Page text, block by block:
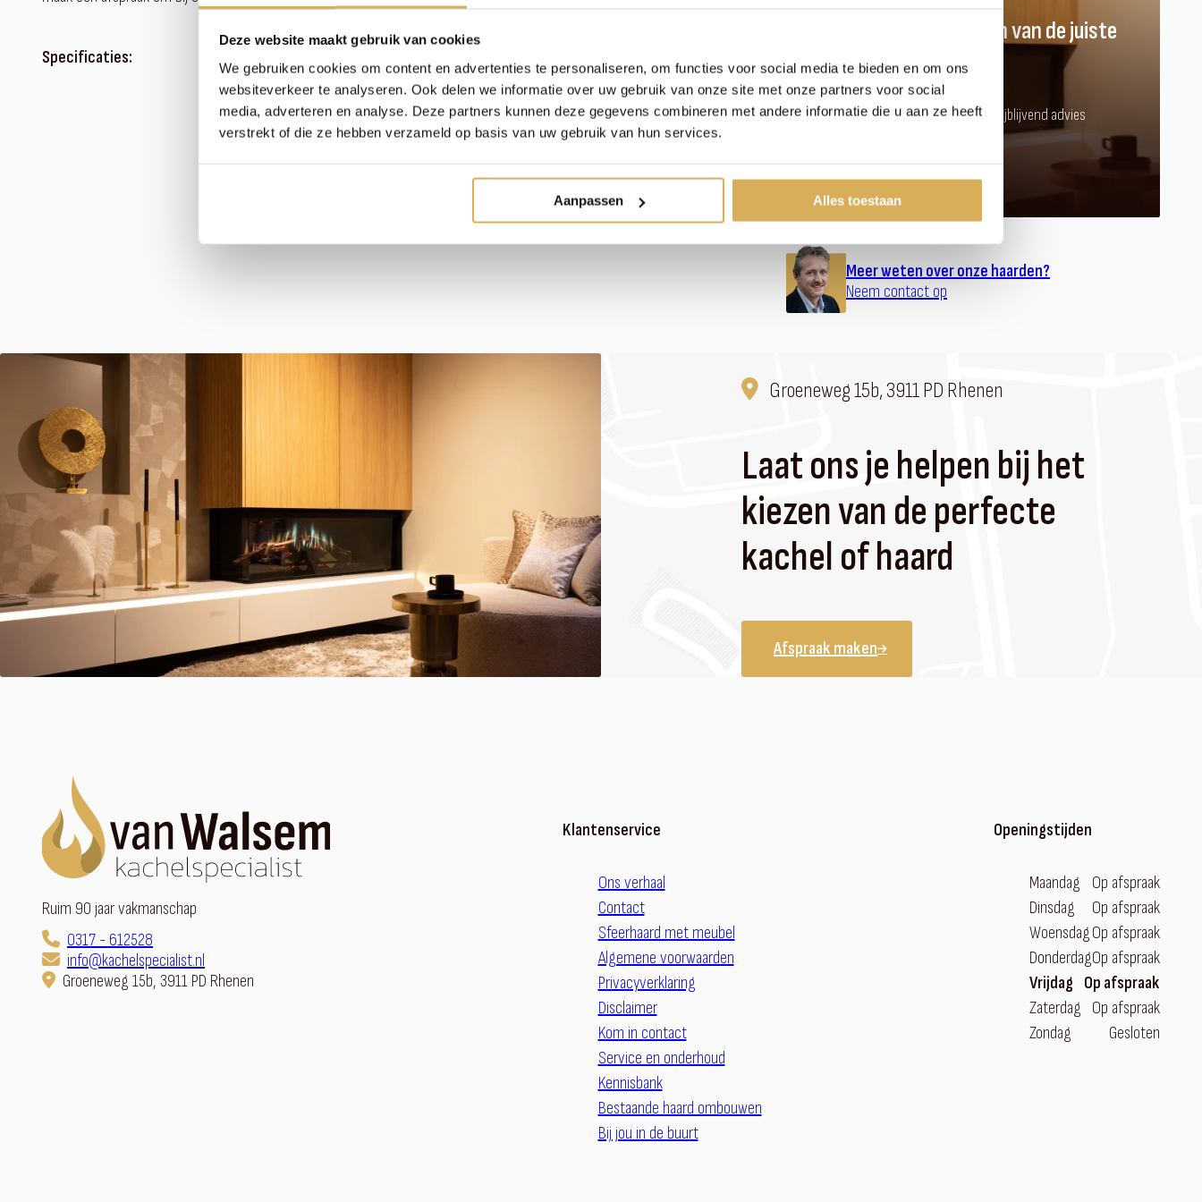
Deze website maakt gebruik van cookies
We gebruiken cookies om content en advertenties te personaliseren, om functies voor social media te bieden en om ons
websiteverkeer te analyseren. Ook delen we informatie over uw gebruik van onze site met onze partners voor social
media, adverteren en analyse. Deze partners kunnen deze gegevens combineren met andere informatie die u aan ze heeft
verstrekt of die ze hebben verzameld op basis van uw gebruik van hun services.
Aanpassen Alles toestaan
Specificaties:
Hulp nodig bij het vinden van de juiste
kachel of haard?
Kom langs in onze showroom voor vrijblijvend advies
Afspraak maken
Meer weten over onze haarden?
Neem contact op
Groeneweg 15b, 3911 PD Rhenen
Laat ons je helpen bij het
kiezen van de perfecte
kachel of haard
Afspraak maken
Ruim 90 jaar vakmanschap
0317 - 612528
info@kachelspecialist.nl
Groeneweg 15b, 3911 PD Rhenen
Klantenservice
Ons verhaal
Contact
Sfeerhaard met meubel
Algemene voorwaarden
Privacyverklaring
Disclaimer
Kom in contact
Service en onderhoud
Kennisbank
Bestaande haard ombouwen
Bij jou in de buurt
Openingstijden
Maandag
Op afspraak
Dinsdag
Op afspraak
WoensdagOp afspraak
DonderdagOp afspraak
Vrijdag Op afspraak
Zaterdag Op afspraak
Zondag
Gesloten